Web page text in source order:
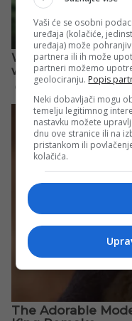
Vaši će se osobni
uređaja (kolačiće,
uređaja) može
partnera ili ih može
partneri možemo
geolociranju. Popis
Neki dobavljači mogu
temelju legitimnog
nastavku možete
dnu ove stranice ili na
pristankom ili
kolačića.